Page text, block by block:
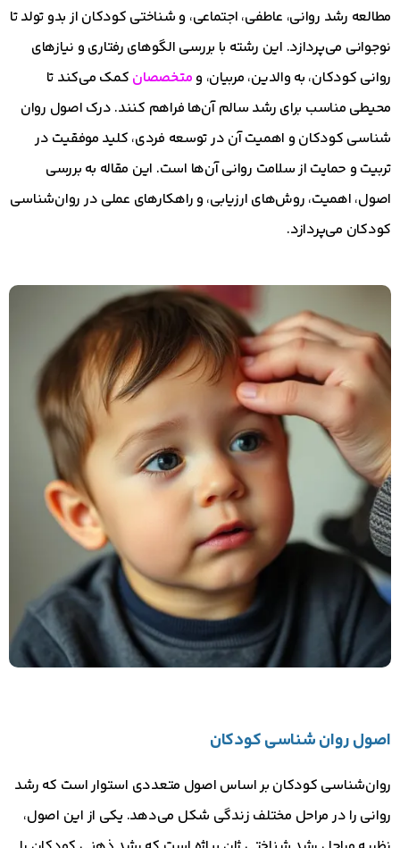
مطالعه رشد روانی، عاطفی، اجتماعی، و شناختی کودکان از بدو تولد تا
نوجوانی می‌پردازد. این رشته با بررسی الگوهای رفتاری و نیازهای
روانی کودکان، به والدین، مربیان، ومتخصصان کمک می‌کند تا
محیطی مناسب برای رشد سالم آن‌ها فراهم کنند. درک اصول روان‌
شناسی کودکان و اهمیت آن در توسعه فردی، کلید موفقیت در
تربیت و حمایت از سلامت روانی آن‌ها است. این مقاله به بررسی
اصول، اهمیت، روش‌های ارزیابی، و راهکارهای عملی در روان‌شناسی
کودکان می‌پردازد.
اصول روان‌ شناسی کودکان
روان‌شناسی کودکان بر اساس اصول متعددی استوار است که رشد
روانی را در مراحل مختلف زندگی شکل می‌دهد. یکی از این اصول،